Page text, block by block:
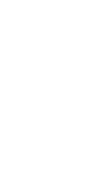
。 讓您購物簡單